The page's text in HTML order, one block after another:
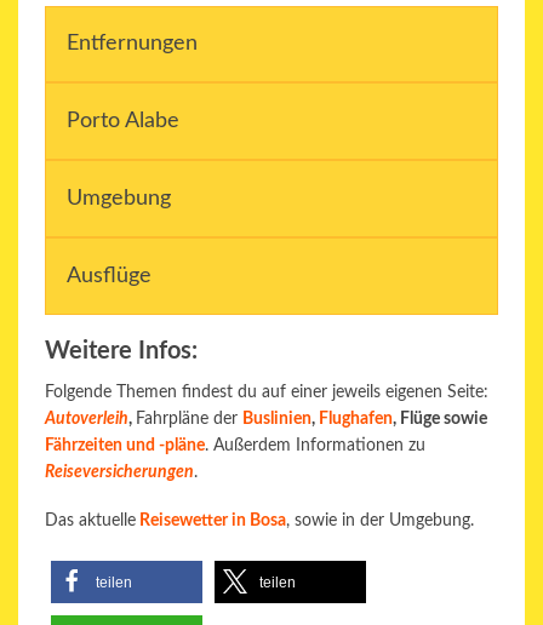
Entfernungen
Porto Alabe
Umgebung
Ausflüge
Weitere Infos:
Folgende Themen findest du auf einer jeweils eigenen Seite:
Autoverleih, Fahrpläne der Buslinien, Flughafen, Flüge sowie
Fährzeiten und -pläne. Außerdem Informationen zu
Reiseversicherungen.
Das aktuelle Reisewetter in Bosa, sowie in der Umgebung.
teilen teilen